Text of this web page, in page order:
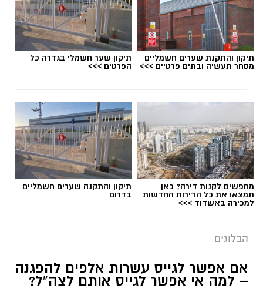
חייבים להישבר יחד איתו.
מערכת האתר / 09:04 23.07.26
תגים:טד
תיקון והתקנת שערים חשמליים
מסחר תעשיה ובתים פרטיים >>>
תיקון שער חשמלי בגדרה כל
הפרטים >>>
מחפשים לקנות דירה? כאן
תמצאו את כל הדירות החדשות
למכירה באשדוד >>>
תיקון והתקנה שערים חשמליים
בדרום
הבלוגים
אם אפשר לגייס עשרות אלפים להפגנה
– למה אי אפשר לגייס אותם לצה"ל?